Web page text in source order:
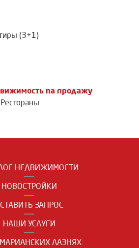
(3+1)
na продажу
Рестораны
НЕДВИЖИМОСТИ
НОВОСТРОЙКИ
ЗАПРОС
НАШИ УСЛУГИ
ЛАЗНЯХ